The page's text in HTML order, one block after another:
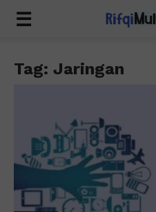
Tag: Jaringan